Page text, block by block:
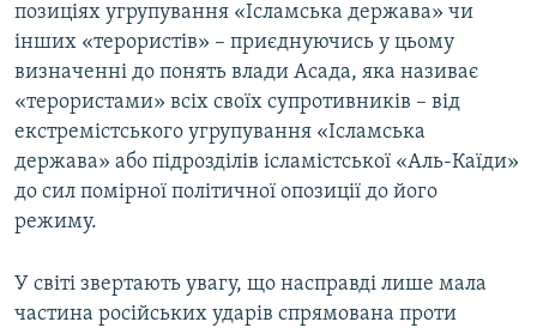
позиціях угрупування «Ісламська держава» чи
інших «терористів» – приєднуючись у цьому
визначенні до понять влади Асада, яка називає
«терористами» всіх своїх супротивників – від
екстремістського угрупування «Ісламська
держава» або підрозділів ісламістської «Аль-Каїди»
до сил помірної політичної опозиції до його
режиму.
У світі звертають увагу, що насправді лише мала
частина російських ударів спрямована проти